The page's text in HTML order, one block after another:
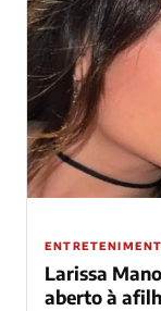
Larissa
aberto à